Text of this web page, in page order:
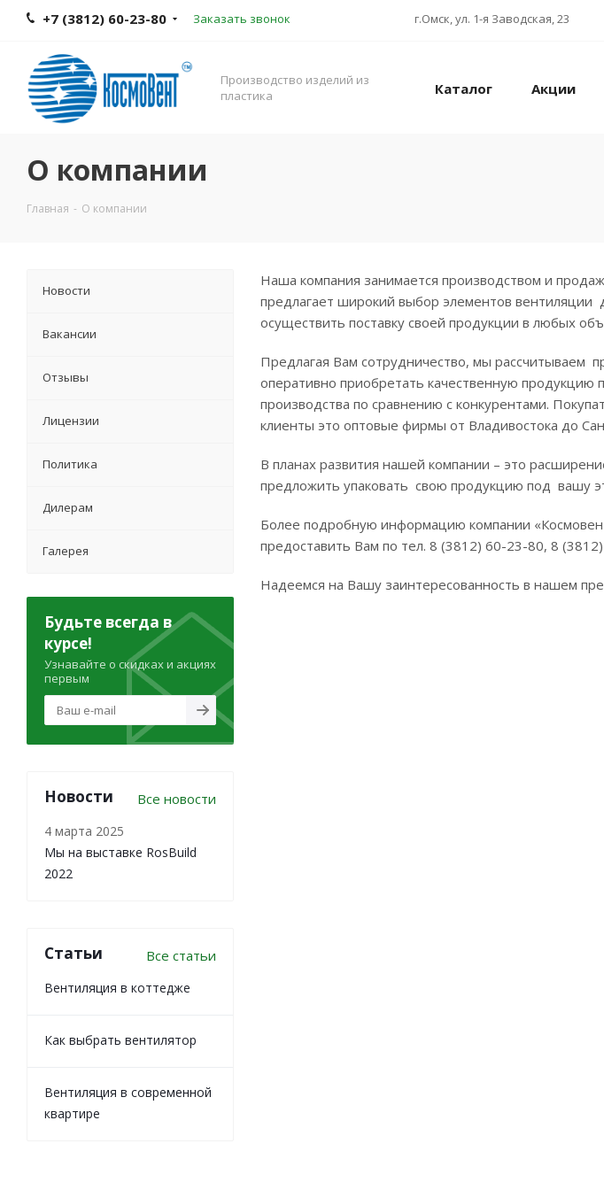
+7 (3812) 60-23-80 Заказать звонок г.Омск, ул. 1-я Заводская, 23
Производство изделий из
пластика
Каталог Акции
О компании
Главная - О компании
Наша компания занимается производством и
предлагает широкий выбор элементов вентиляции
осуществить поставку своей продукции в любых
Предлагая Вам сотрудничество, мы рассчитываем
оперативно приобретать качественную
производства по сравнению с конкурентами.
клиенты это оптовые фирмы от Владивостока до
В планах развития нашей компании – это
предложить упаковать свою продукцию под вашу
Более подробную информацию компании
предоставить Вам по тел. 8 (3812) 60-23-80, 8
Надеемся на Вашу заинтересованность в нашем
Новости
Вакансии
Отзывы
Лицензии
Политика
Дилерам
Галерея
Будьте всегда в
курсе!
Узнавайте о скидках и акциях
первым
Новости Все новости
4 марта 2025
Мы на выставке RosBuild
2022
Статьи Все статьи
Вентиляция в коттедже
Как выбрать вентилятор
Вентиляция в современной
квартире